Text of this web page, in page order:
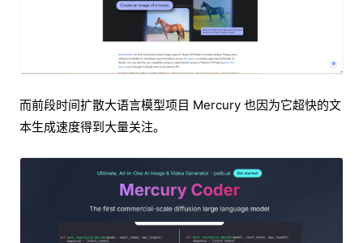
而前段时间扩散大语言模型项目 Mercury 也因为它超快的文
本生成速度得到大量关注。